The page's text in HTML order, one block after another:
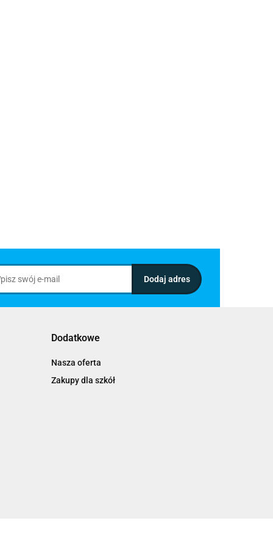
Dodatkowe
Nasza oferta
Zakupy dla szkół